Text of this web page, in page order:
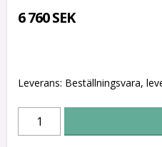
6 760 SEK
Leverans: Beställningsvara,